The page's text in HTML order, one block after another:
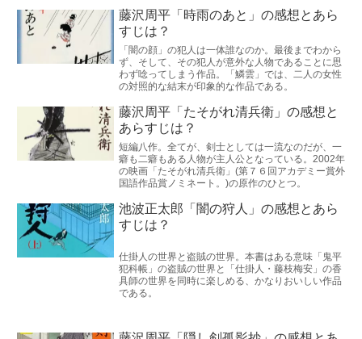
藤沢周平「時雨のあと」の感想とあら
すじは？
「闇の顔」の犯人は一体誰なのか。最後までわから
ず、そして、その犯人が意外な人物であることに思
わず唸ってしまう作品。「鱗雲」では、二人の女性
の対照的な結末が印象的な作品である。
藤沢周平「たそがれ清兵衛」の感想と
あらすじは？
短編八作。全てが、剣士としては一流なのだが、一
癖も二癖もある人物が主人公となっている。2002年
の映画「たそがれ清兵衛」(第７６回アカデミー賞外
国語作品賞ノミネート。)の原作のひとつ。
池波正太郎「闇の狩人」の感想とあら
すじは？
仕掛人の世界と盗賊の世界。本書はある意味「鬼平
犯科帳」の盗賊の世界と「仕掛人・藤枝梅安」の香
具師の世界を同時に楽しめる、かなりおいしい作品
である。